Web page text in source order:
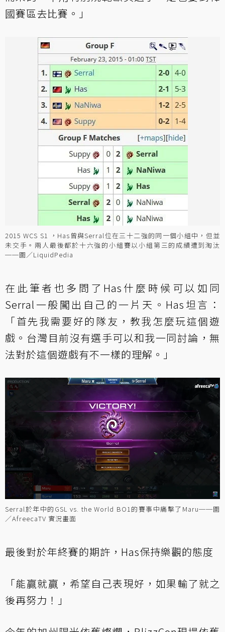
國賽區去比賽。」
2015 WCS S1 ，Has曾與Serral位在三十二強的同一個小組中，但並
未交手。兩人最後都於十六強的小組賽以小組第三的成績遭到淘汰
──圖／LiquidPedia
在此筆者也多問了Has什麼時候可以如同
Serral一般闖出自己的一片天。Has坦言：
「首先我需要好的隊友，教我怎麼玩這個遊
戲。台灣目前沒有選手可以和我一同討論，無
法對於這個遊戲有不一樣的理解。」
Serral於年中的GSL vs. the World BO1的賽事中痛擊了Maru──圖
／AfreecaTV 實況畫面
最後對於年終賽的期許，Has保持樂觀的態度
「能贏就贏，希望自己表現好，如果輸了就之
後再努力！」